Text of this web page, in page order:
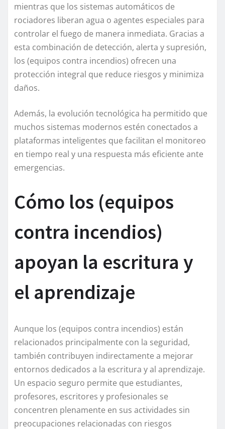
mientras que los sistemas automáticos de
rociadores liberan agua o agentes especiales para
controlar el fuego de manera inmediata. Gracias a
esta combinación de detección, alerta y supresión,
los (equipos contra incendios) ofrecen una
protección integral que reduce riesgos y minimiza
daños.
Además, la evolución tecnológica ha permitido que
muchos sistemas modernos estén conectados a
plataformas inteligentes que facilitan el monitoreo
en tiempo real y una respuesta más eficiente ante
emergencias.
Cómo los (equipos
contra incendios)
apoyan la escritura y
el aprendizaje
Aunque los (equipos contra incendios) están
relacionados principalmente con la seguridad,
también contribuyen indirectamente a mejorar
entornos dedicados a la escritura y al aprendizaje.
Un espacio seguro permite que estudiantes,
profesores, escritores y profesionales se
concentren plenamente en sus actividades sin
preocupaciones relacionadas con riesgos